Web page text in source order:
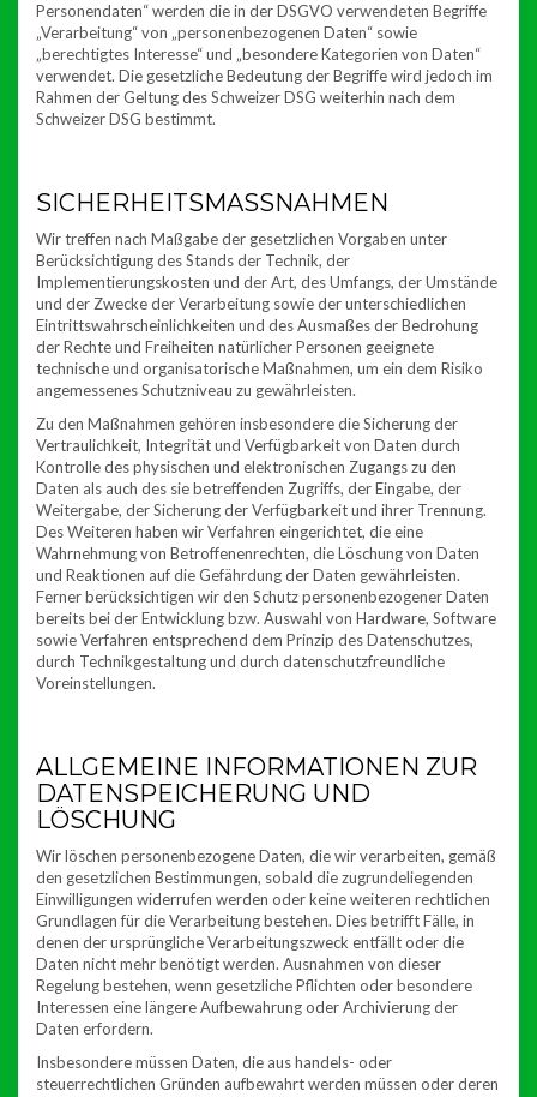
Personendaten“ werden die in der DSGVO verwendeten Begriffe
„Verarbeitung“ von „personenbezogenen Daten“ sowie
„berechtigtes Interesse“ und „besondere Kategorien von Daten“
verwendet. Die gesetzliche Bedeutung der Begriffe wird jedoch im
Rahmen der Geltung des Schweizer DSG weiterhin nach dem
Schweizer DSG bestimmt.
SICHERHEITSMASSNAHMEN
Wir treffen nach Maßgabe der gesetzlichen Vorgaben unter
Berücksichtigung des Stands der Technik, der
Implementierungskosten und der Art, des Umfangs, der Umstände
und der Zwecke der Verarbeitung sowie der unterschiedlichen
Eintrittswahrscheinlichkeiten und des Ausmaßes der Bedrohung
der Rechte und Freiheiten natürlicher Personen geeignete
technische und organisatorische Maßnahmen, um ein dem Risiko
angemessenes Schutzniveau zu gewährleisten.
Zu den Maßnahmen gehören insbesondere die Sicherung der
Vertraulichkeit, Integrität und Verfügbarkeit von Daten durch
Kontrolle des physischen und elektronischen Zugangs zu den
Daten als auch des sie betreffenden Zugriffs, der Eingabe, der
Weitergabe, der Sicherung der Verfügbarkeit und ihrer Trennung.
Des Weiteren haben wir Verfahren eingerichtet, die eine
Wahrnehmung von Betroffenenrechten, die Löschung von Daten
und Reaktionen auf die Gefährdung der Daten gewährleisten.
Ferner berücksichtigen wir den Schutz personenbezogener Daten
bereits bei der Entwicklung bzw. Auswahl von Hardware, Software
sowie Verfahren entsprechend dem Prinzip des Datenschutzes,
durch Technikgestaltung und durch datenschutzfreundliche
Voreinstellungen.
ALLGEMEINE INFORMATIONEN ZUR
DATENSPEICHERUNG UND
LÖSCHUNG
Wir löschen personenbezogene Daten, die wir verarbeiten, gemäß
den gesetzlichen Bestimmungen, sobald die zugrundeliegenden
Einwilligungen widerrufen werden oder keine weiteren rechtlichen
Grundlagen für die Verarbeitung bestehen. Dies betrifft Fälle, in
denen der ursprüngliche Verarbeitungszweck entfällt oder die
Daten nicht mehr benötigt werden. Ausnahmen von dieser
Regelung bestehen, wenn gesetzliche Pflichten oder besondere
Interessen eine längere Aufbewahrung oder Archivierung der
Daten erfordern.
Insbesondere müssen Daten, die aus handels- oder
steuerrechtlichen Gründen aufbewahrt werden müssen oder deren